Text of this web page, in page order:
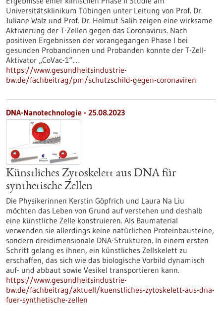
Universitätsklinikum Tübingen unter Leitung von Prof. Dr.
Juliane Walz und Prof. Dr. Helmut Salih zeigen eine wirksame
Aktivierung der T-Zellen gegen das Coronavirus. Nach
positiven Ergebnissen der vorangegangen Phase I bei
gesunden Probandinnen und Probanden konnte der T-Zell-
Aktivator „CoVac-1“…
https://www.gesundheitsindustrie-
bw.de/fachbeitrag/pm/schutzschild-gegen-coronaviren
DNA-Nanotechnologie - 25.08.2023
Künstliches Zytoskelett aus DNA für
synthetische Zellen
Die Physikerinnen Kerstin Göpfrich und Laura Na Liu
möchten das Leben von Grund auf verstehen und deshalb
eine künstliche Zelle konstruieren. Als Baumaterial
verwenden sie allerdings keine natürlichen Proteinbausteine,
sondern dreidimensionale DNA-Strukturen. In einem ersten
Schritt gelang es ihnen, ein künstliches Zellskelett zu
erschaffen, das sich wie das biologische Vorbild dynamisch
auf- und abbaut sowie Vesikel transportieren kann.
https://www.gesundheitsindustrie-
bw.de/fachbeitrag/aktuell/kuenstliches-zytoskelett-aus-dna-
fuer-synthetische-zellen